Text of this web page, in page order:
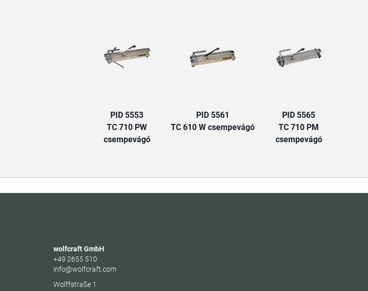
PID 5553
TC 710 PW
csempevágó
PID 5561
TC 610 W csempevágó
PID 5565
TC 710 PM
csempevágó
wolfcraft GmbH
+49 2655 510
info@wolfcraft.com
Wolffstraße 1